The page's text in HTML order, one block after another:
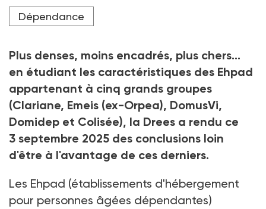
(étude Drees rendue publique le 3 septembre 2025) .
Dépendance
Plus denses, moins encadrés, plus chers...
en étudiant les caractéristiques des Ehpad
appartenant à cinq grands groupes
(Clariane, Emeis (ex-Orpea), DomusVi,
Domidep et Colisée), la Drees a rendu ce
3 septembre 2025 des conclusions loin
d'être à l'avantage de ces derniers.
Les Ehpad (établissements d'hébergement
pour personnes âgées dépendantes)